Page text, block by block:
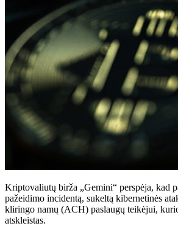
Kriptovaliutų birža „Gemini“ perspėja, kad
pažeidimo incidentą, sukeltą kibernetinės
kliringo namų (ACH) paslaugų teikėjui,
atskleistas.